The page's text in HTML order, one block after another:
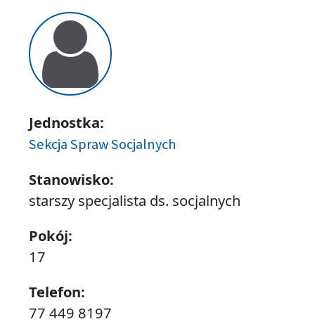
Jednostka:
Sekcja Spraw Socjalnych
Stanowisko:
starszy specjalista ds. socjalnych
Pokój:
17
Telefon:
77 449 8197